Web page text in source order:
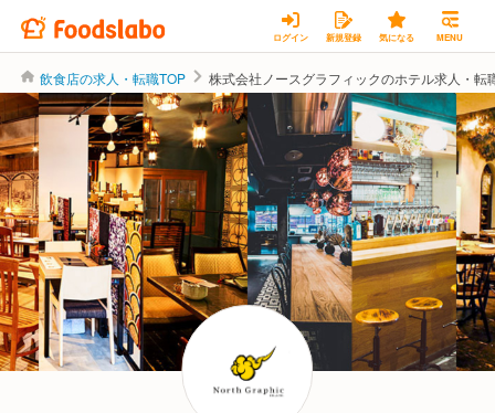
ログイン 新規登録 気になる MENU
飲食店の求人・転職TOP 株式会社ノースグラフィックのホテル求人・転